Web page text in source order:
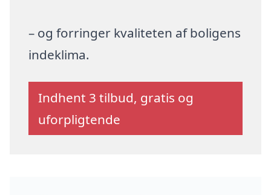
– og forringer kvaliteten af boligens
indeklima.
Indhent 3 tilbud, gratis og
uforpligtende